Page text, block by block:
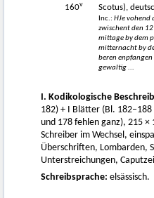
160v
Scotus),
Inc.: HJe vohend
zwischent den
mittage by dem
mitternacht by
beren
gewaltig ...
I. Kodikologische
182) + I Blätter (Bl.
und 178 fehlen ganz), 215
Schreiber im Wechsel,
Überschriften, Lombarden,
Unterstreichungen,
Schreibsprache: elsässisch.